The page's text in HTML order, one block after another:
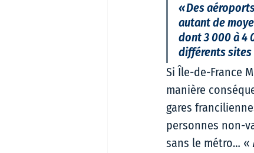
« Des
autant de
dont 3 000 à 4
différents sites
Si Île-de-France
manière
gares
personnes non-
sans le métro… «